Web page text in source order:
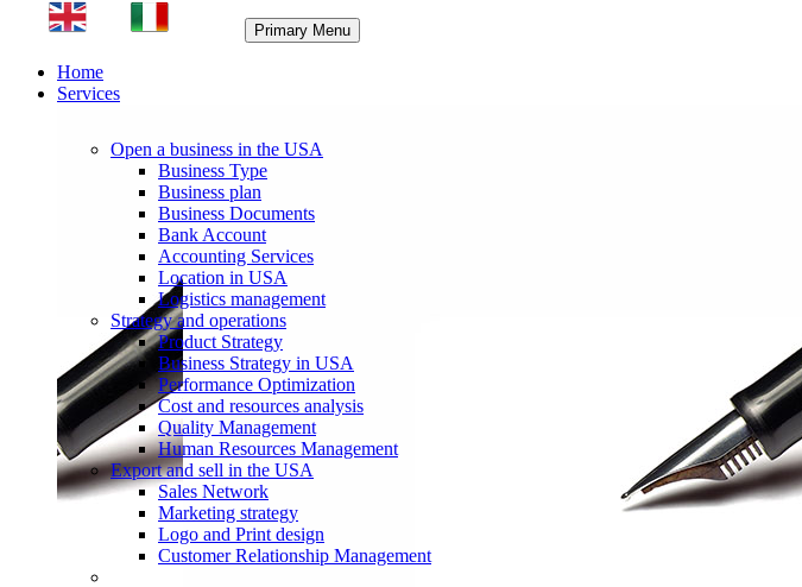
Primary Menu
Home
Services
Open a business in the USA
Business Type
Business plan
Business Documents
Bank Account
Accounting Services
Location in USA
Logistics management
Strategy and operations
Product Strategy
Business Strategy in USA
Performance Optimization
Cost and resources analysis
Quality Management
Human Resources Management
Export and sell in the USA
Sales Network
Marketing strategy
Logo and Print design
Customer Relationship Management